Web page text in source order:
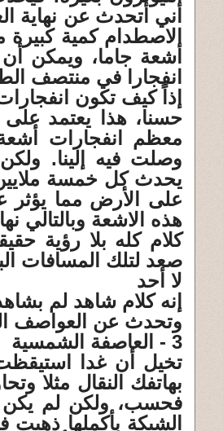
أني أتحدث عن نهاية
الاصطدام كمية
أشعة جاما، ويمكن
انفجارا في منتصف
إذاً كيف تكون
حسنا، هذا يعتمد
معظم انفجارات
وصلت فيه إلينا.
يحدث كل خمسة ملايين
على الأرض مما يؤثر
هذه الاشعة وبالتالي
كلام كله بلا رؤية
صعد لتلك المسافات
لا أحد
إنه كلام شاهد لم
وتحدث عن العواصف
3 - العاصفة الشمسية
تخيل أن غدا
بهاتفك النقال مثلا
فحسب، ولكن لم يكن
الشبكة بأكملها